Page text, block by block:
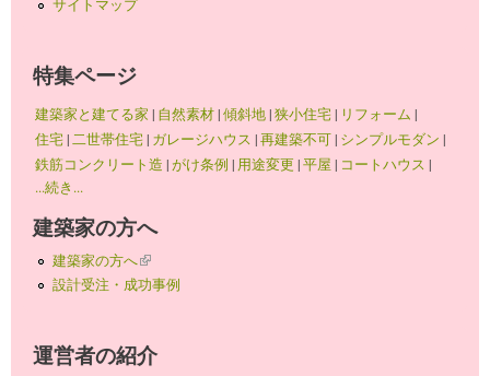
サイトマップ
特集ページ
建築家と建てる家 | 自然素材|傾斜地|狭小住宅| リフォーム |
住宅|二世帯住宅| ガレージハウス |再建築不可| シンプルモダン |
鉄筋コンクリート造 |がけ条例 | 用途変更 |平屋 | コートハウス |
...続き...
建築家の方へ
建築家の方へ(link is external)
設計受注・成功事例
運営者の紹介